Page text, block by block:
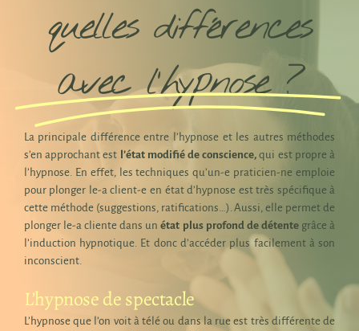
quelles différences
avec l'hypnose ?
La principale différence entre l’hypnose et les autres méthodes
s’en approchant est l’état modifié de conscience, qui est propre à
l’hypnose. En effet, les techniques qu’un-e praticien-ne emploie
pour plonger le-a client-e en état d’hypnose est très spécifique à
cette méthode (suggestions, ratifications…). Aussi, elle permet de
plonger le-a cliente dans unétat plus profond de détentegrâce à
l’induction hypnotique. Et donc d’accéder plus facilement à son
inconscient.
L’hypnose de spectacle
L’hypnose que l’on voit à télé ou dans la rue est très différente de